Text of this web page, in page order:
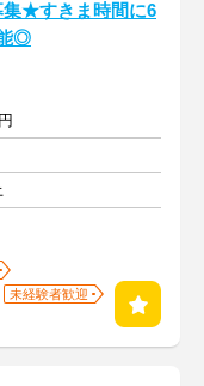
★すきま時間に6
◎
未経験者歓迎